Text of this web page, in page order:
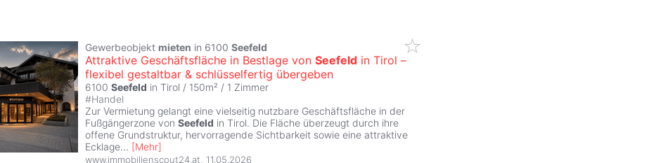
Gewerbeobjekt mieten in 6100 Seefeld
Attraktive Geschäftsfläche in Bestlage von Seefeld in Tirol –
flexibel gestaltbar & schlüsselfertig übergeben
6100 Seefeld in Tirol / 150m² / 1 Zimmer
#Handel
Zur Vermietung gelangt eine vielseitig nutzbare Geschäftsfläche in der
Fußgängerzone von Seefeld in Tirol. Die Fläche überzeugt durch ihre
offene Grundstruktur, hervorragende Sichtbarkeit sowie eine attraktive
Ecklage... [Mehr]
www.immobilienscout24.at 11.05.2026